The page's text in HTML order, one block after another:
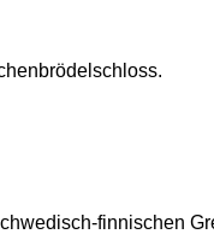
finnischen